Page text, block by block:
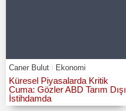
Caner Bulut Ekonomi
Küresel Piyasalarda Kritik
Cuma: Gözler ABD Tarım Dışı
İstihdamda